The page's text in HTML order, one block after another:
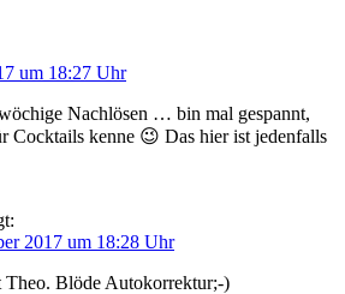
um 18:27 Uhr
Nachlösen … bin mal gespannt,
Cocktails kenne 😉 Das hier ist jedenfalls
2017 um 18:28 Uhr
Blöde Autokorrektur;-)